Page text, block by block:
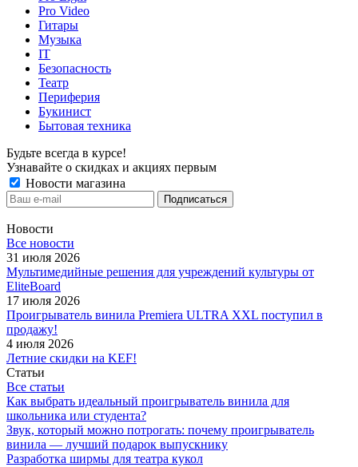
Pro Video
Гитары
Музыка
IT
Безопасность
Театр
Периферия
Букинист
Бытовая техника
Будьте всегда в курсе!
Узнавайте о скидках и акциях первым
Новости магазина
Новости
Все новости
31 июля 2026
Мультимедийные решения для учреждений культуры от
EliteBoard
17 июля 2026
Проигрыватель винила Premiera ULTRA XXL поступил в
продажу!
4 июля 2026
Летние скидки на KEF!
Статьи
Все статьи
Как выбрать идеальный проигрыватель винила для
школьника или студента?
Звук, который можно потрогать: почему проигрыватель
винила — лучший подарок выпускнику
Разработка ширмы для театра кукол